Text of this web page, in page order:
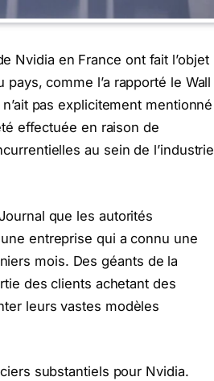
Nvidia en France ont fait l’objet
comme l’a rapporté le Wall
pas explicitement mentionné
effectuée en raison de
au sein de l’industrie
que les autorités
entreprise qui a connu une
mois. Des géants de la
des clients achetant des
leurs vastes modèles
substantiels pour Nvidia.